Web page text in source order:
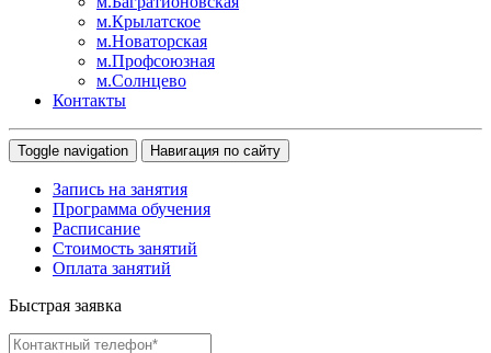
м.Крылатское
м.Новаторская
м.Профсоюзная
м.Солнцево
Контакты
Toggle navigation Навигация по сайту
Запись на занятия
Программа обучения
Расписание
Стоимость занятий
Оплата занятий
Быстрая заявка